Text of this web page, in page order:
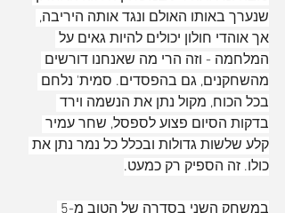
שנערך באותו האולם ונגד אותה היריבה,
אך אוהדי חולון יכולים להיות גאים על
המלחמה - וזה הרי מה שאנחנו דורשים
מהשחקנים, גם בהפסדים. סמית' נלחם
בכל הכוח, מקול נתן את הנשמה וירד
בדקות הסיום פצוע לספסל, שחר עמיר
קלע שלשות גדולות ובכלל כל נמר נתן את
כולו. זה הספיק רק כמעט.